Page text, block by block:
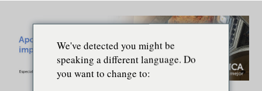
We've detected you might be
speaking a different language. Do
you want to change to: